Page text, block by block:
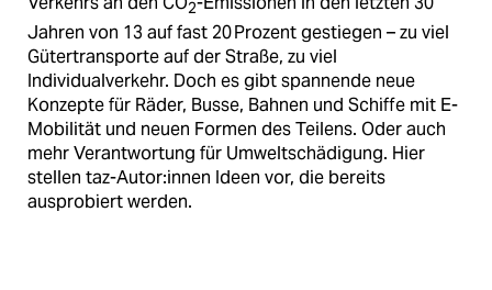
2
Jahren von 13 auf fast 20 Prozent gestiegen – zu viel
Gütertransporte auf der Straße, zu viel
Individualverkehr. Doch es gibt spannende neue
Konzepte für Räder, Busse, Bahnen und Schiffe mit E-
Mobilität und neuen Formen des Teilens. Oder auch
mehr Verantwortung für Umwelt­schädigung. Hier
stellen taz-Autor:innen Ideen vor, die bereits
ausprobiert werden.